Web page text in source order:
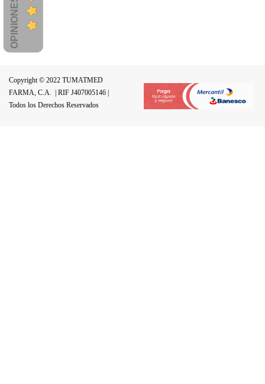
Copyright © 2022 TUMATMED
FARMA, C.A.
| RIF J407005146 |
Todos los Derechos Reservados